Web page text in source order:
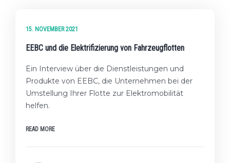
15. NOVEMBER 2021
EEBC und die Elektrifizierung von Fahrzeugflotten
Ein Interview über die Dienstleistungen und
Produkte von EEBC, die Unternehmen bei der
Umstellung Ihrer Flotte zur Elektromobilität
helfen.
READ MORE